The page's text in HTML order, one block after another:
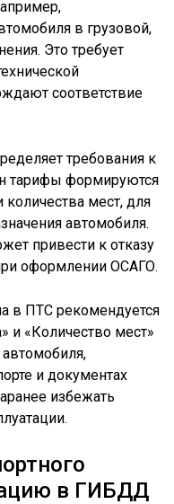
в грузовой,
Это требует
соответствие
требования к
тарифы формируются
количества мест, для
автомобиля.
привести к отказу
оформлении ОСАГО.
в ПТС рекомендуется
и «Количество мест»
и документах
избежать
в ГИБДД